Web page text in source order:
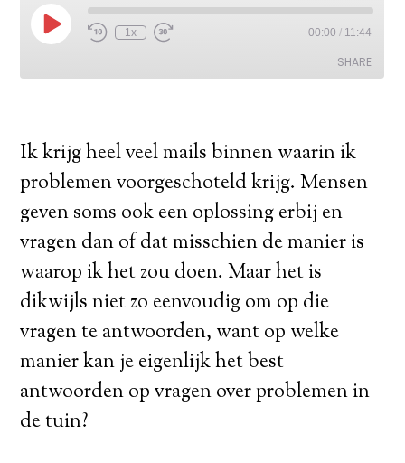
Ik krijg heel veel mails binnen waarin ik
problemen voorgeschoteld krijg. Mensen
geven soms ook een oplossing erbij en
vragen dan of dat misschien de manier is
waarop ik het zou doen. Maar het is
dikwijls niet zo eenvoudig om op die
vragen te antwoorden, want op welke
manier kan je eigenlijk het best
antwoorden op vragen over problemen in
de tuin?